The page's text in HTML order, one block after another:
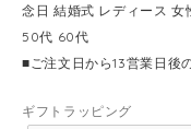
念日 結婚式 レディース
50代 60代
■ご注文日から13営業日後
ギフトラッピング